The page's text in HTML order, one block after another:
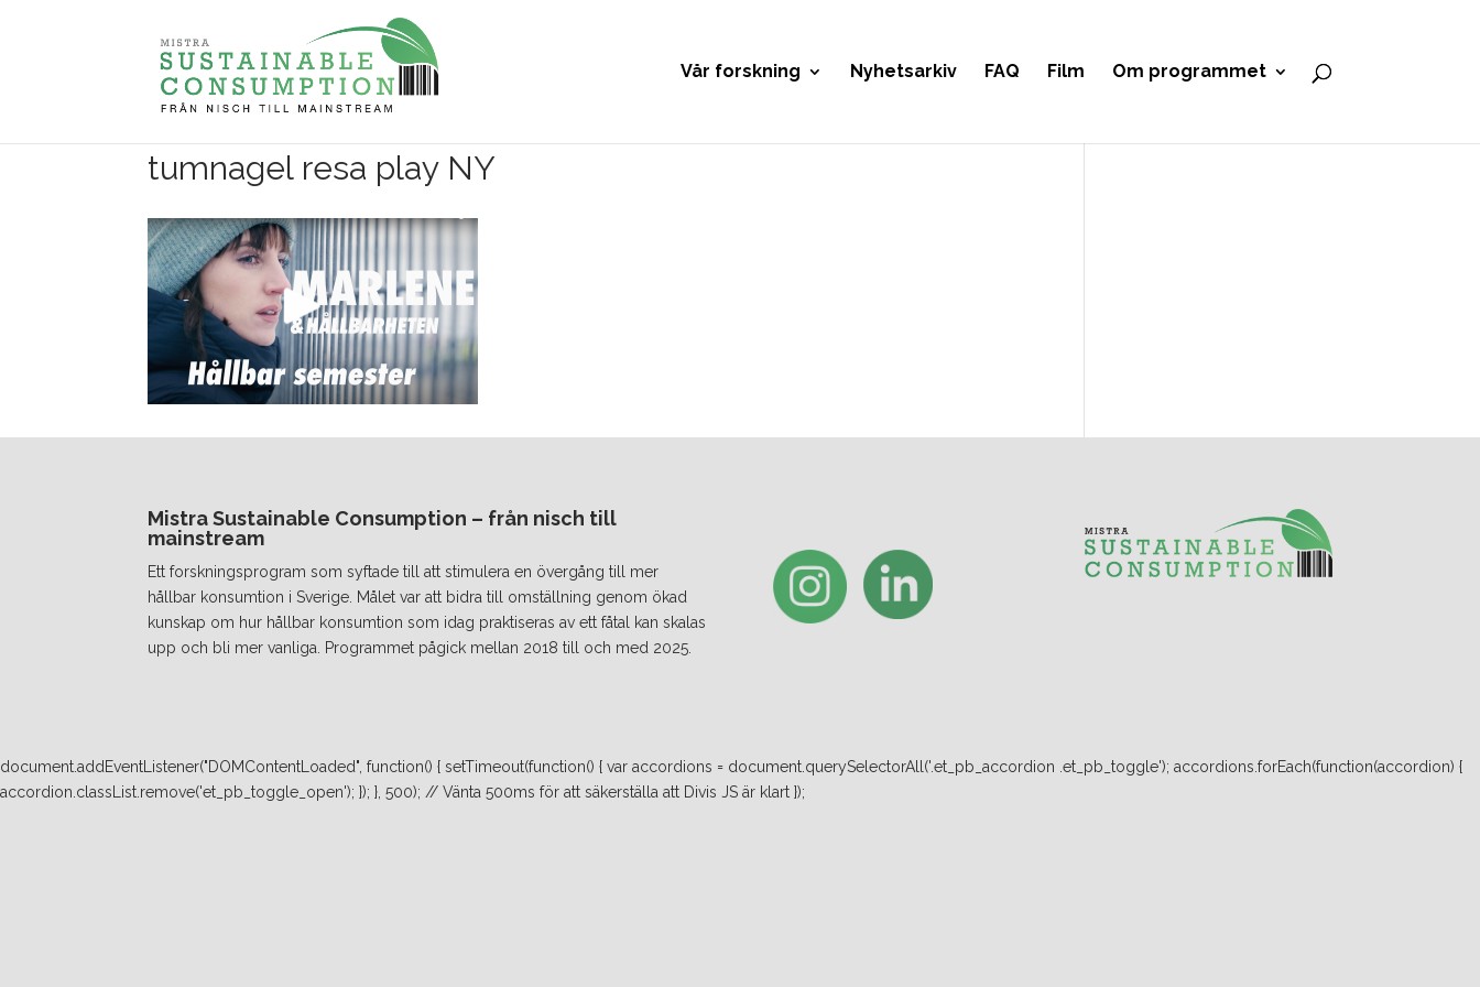
Vår forskning Nyhetsarkiv FAQ Film Om programmet
tumnagel resa play NY
Mistra Sustainable Consumption – från nisch till
mainstream
Ett forskningsprogram som syftade till att stimulera en övergång till mer
hållbar konsumtion i Sverige. Målet var att bidra till omställning genom ökad
kunskap om hur hållbar konsumtion som idag praktiseras av ett fåtal kan skalas
upp och bli mer vanliga. Programmet pågick mellan 2018 till och med 2025.
document.addEventListener("DOMContentLoaded", function() { setTimeout(function() { var accordions = document.querySelectorAll('.et_pb_accordion .et_pb_toggle'); accordions.forEach(function(accordion) {
accordion.classList.remove('et_pb_toggle_open'); }); }, 500); // Vänta 500ms för att säkerställa att Divis JS är klart });